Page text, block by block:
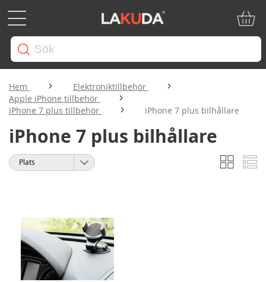
Hem
Elektroniktillbehör
Apple iPhone tillbehör
iPhone 7 plus tillbehör
iPhone 7 plus bilhållare
iPhone 7 plus bilhållare
Visa
som
Rutnät
Sortera